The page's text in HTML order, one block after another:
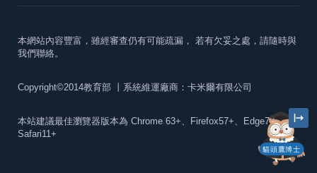
貓頭鷹博士
本網站內容豐富，雖經審查仍有可能疏漏， 若有欠妥之處，請隨時與
我們聯絡。
Copyright©2014教育部 丨系統維運廠商：卡米爾有限公司
本站建議最佳瀏覽器版本為 Chrome 63+、Firefox57+、Edge79+及
Safari11+